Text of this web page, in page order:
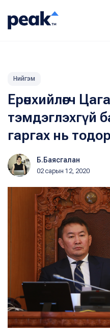
Нийгэм
Ерөнхийлөгч
тэмдэглэхгүй
гаргах нь
Б.Баясгалан
02 сарын 12, 2020